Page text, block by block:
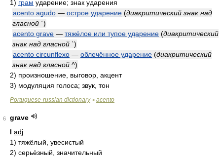
1) грам ударение; знак ударения
acento agudo — острое ударение (диакритический знак над
гласной ´)
acento grave — тяжёлое или тупое ударение (диакритический
знак над гласной `)
acento circunflexo — облечённое ударение (диакритический
знак над гласной ^)
2) произношение, выговор, акцент
3) модуляция голоса; звук, тон
Portuguese-russian dictionary> acento
6
grave
I adj
1) тяжёлый, увесистый
2) серьёзный, значительный